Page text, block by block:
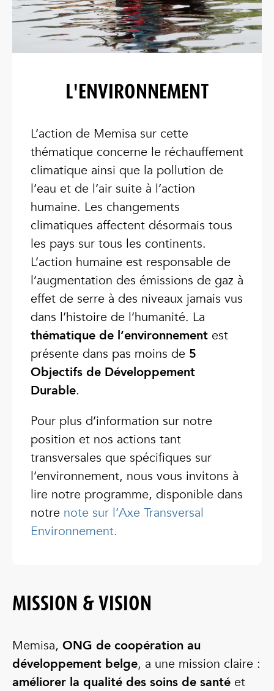
L'ENVIRONNEMENT
L’action de Memisa sur cette
thématique concerne le réchauffement
climatique ainsi que la pollution de
l’eau et de l’air suite à l’action
humaine. Les changements
climatiques affectent désormais tous
les pays sur tous les continents.
L’action humaine est responsable de
l’augmentation des émissions de gaz à
effet de serre à des niveaux jamais vus
dans l’histoire de l’humanité. La
thématique de l’environnement est
présente dans pas moins de 5
Objectifs de Développement
Durable.
Pour plus d’information sur notre
position et nos actions tant
transversales que spécifiques sur
l’environnement, nous vous invitons à
lire notre programme, disponible dans
notre note sur l’Axe Transversal
Environnement.
MISSION & VISION
Memisa, ONG de coopération au
développement belge, a une mission claire :
améliorer la qualité des soins de santé et